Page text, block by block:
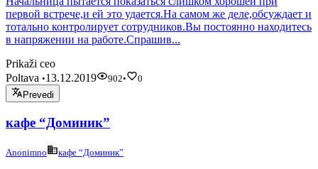
первой встрече,и ей это удается.На самом же деле,обсуждает и
тотально контролирует сотрудников.Вы постоянно находитесь
в напряжении на работе.Спрашив...
Prikaži ceo
Poltava •13.12.2019 902•
0
Prevedi
кафе “Доминик”
Anonimno кафе “Доминик”